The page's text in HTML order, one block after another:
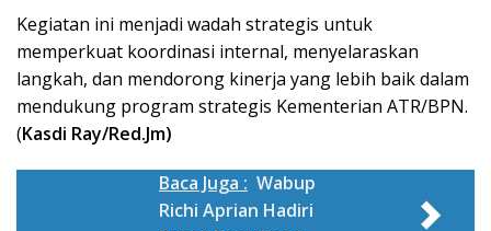
Kegiatan ini menjadi wadah strategis untuk
memperkuat koordinasi internal, menyelaraskan
langkah, dan mendorong kinerja yang lebih baik dalam
mendukung program strategis Kementerian ATR/BPN.
(Kasdi Ray/Red.Jm)
Baca Juga : Wabup
Richi Aprian Hadiri